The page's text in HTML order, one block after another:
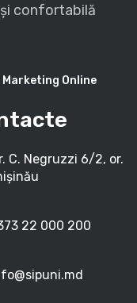
confortabilă
Marketing Online
C. Negruzzi 6/2, or.
22 000 200